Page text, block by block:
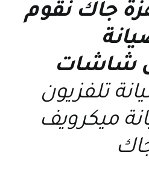
جاك نقوم
شاشات
تلفزيون
ميكرويف